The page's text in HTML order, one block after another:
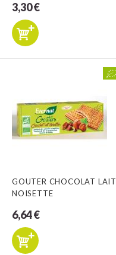
3,30 €
GOUTER CHOCOLAT LAIT
NOISETTE
6,64 €